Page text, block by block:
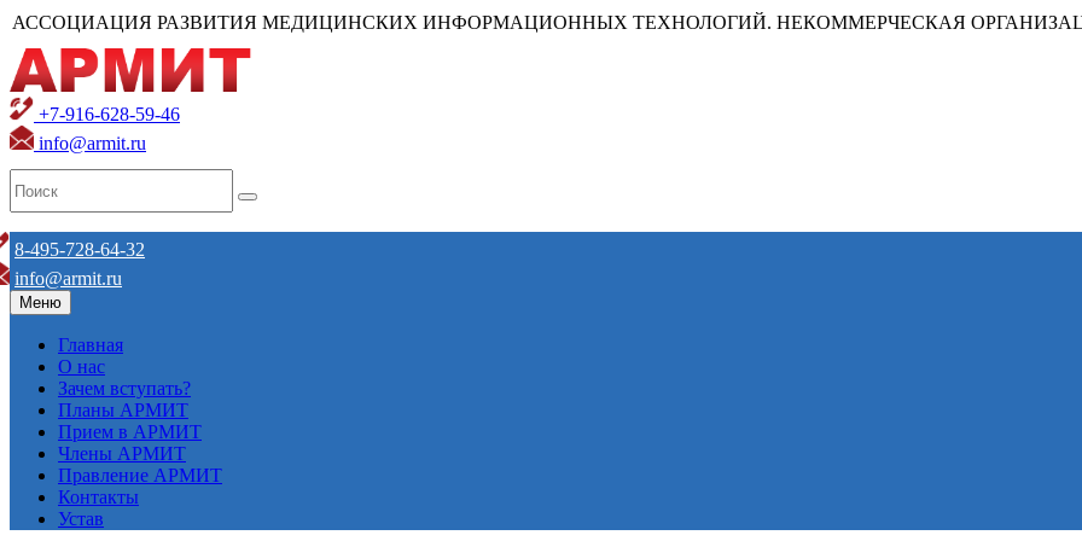
АССОЦИАЦИЯ РАЗВИТИЯ МЕДИЦИНСКИХ ИНФОРМАЦИОННЫХ ТЕХНОЛОГИЙ. НЕКОММЕРЧЕСКАЯ
+7-916-628-59-46
info@armit.ru
8-495-728-64-32
info@armit.ru
Меню
Главная
О нас
Зачем вступать?
Планы АРМИТ
Прием в АРМИТ
Члены АРМИТ
Правление АРМИТ
Контакты
Устав